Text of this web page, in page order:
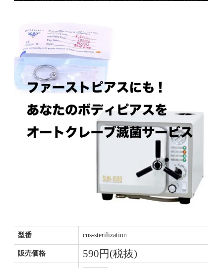
型番 cus-sterilization
販売価格 590円(税抜)